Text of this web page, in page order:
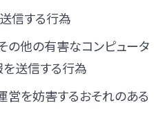
信する行為
の他の有害なコンピュータ
を送信する行為
営を妨害するおそれのある